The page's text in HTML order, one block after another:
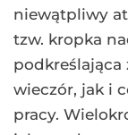
niewątpliwy
tzw. kropka
wieczór, jak i
pracy.